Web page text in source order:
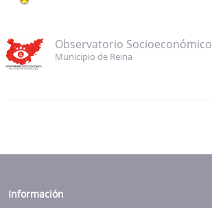
Observatorio Socioeconómico
Municipio de Reina
Información